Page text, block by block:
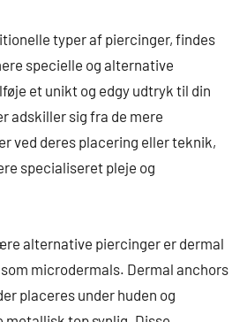
typer af piercinger, findes
specielle og alternative
et unikt og edgy udtryk til din
adskiller sig fra de mere
ved deres placering eller teknik,
specialiseret pleje og
alternative piercinger er dermal
microdermals. Dermal anchors
placeres under huden og